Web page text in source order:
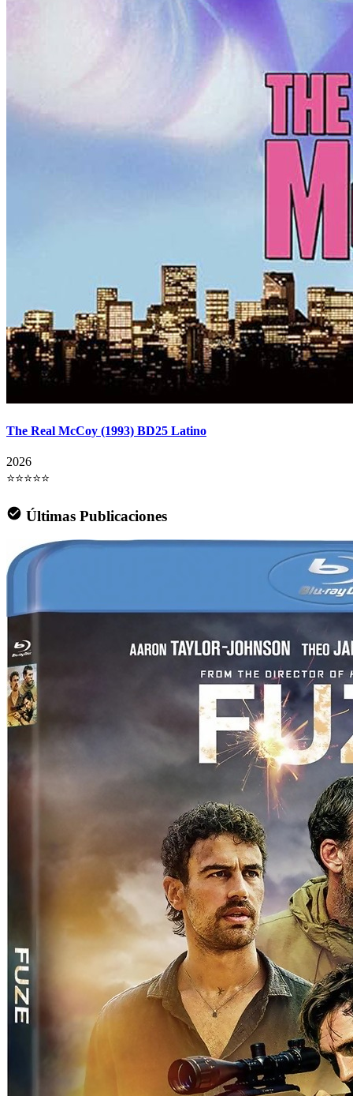
The Real McCoy (1993) BD25 Latino
2026
⭐⭐⭐⭐⭐
Últimas Publicaciones